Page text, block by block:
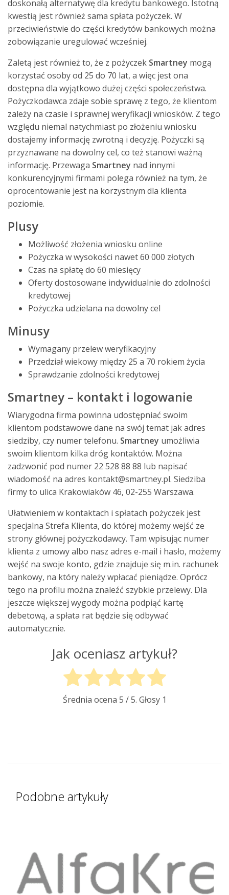
doskonałą alternatywę dla kredytu bankowego. Istotną
kwestią jest również sama spłata pożyczek. W
przeciwieństwie do części kredytów bankowych można
zobowiązanie uregulować wcześniej.
Zaletą jest również to, że z pożyczek Smartney mogą
korzystać osoby od 25 do 70 lat, a więc jest ona
dostępna dla wyjątkowo dużej części społeczeństwa.
Pożyczkodawca zdaje sobie sprawę z tego, że klientom
zależy na czasie i sprawnej weryfikacji wniosków. Z tego
względu niemal natychmiast po złożeniu wniosku
dostajemy informację zwrotną i decyzję. Pożyczki są
przyznawane na dowolny cel, co też stanowi ważną
informację. Przewaga Smartney nad innymi
konkurencyjnymi firmami polega również na tym, że
oprocentowanie jest na korzystnym dla klienta
poziomie.
Plusy
Możliwość złożenia wniosku online
Pożyczka w wysokości nawet 60 000 złotych
Czas na spłatę do 60 miesięcy
Oferty dostosowane indywidualnie do zdolności
kredytowej
Pożyczka udzielana na dowolny cel
Minusy
Wymagany przelew weryfikacyjny
Przedział wiekowy między 25 a 70 rokiem życia
Sprawdzanie zdolności kredytowej
Smartney – kontakt i logowanie
Wiarygodna firma powinna udostępniać swoim
klientom podstawowe dane na swój temat jak adres
siedziby, czy numer telefonu. Smartney umożliwia
swoim klientom kilka dróg kontaktów. Można
zadzwonić pod numer 22 528 88 88 lub napisać
wiadomość na adres kontakt@smartney.pl. Siedziba
firmy to ulica Krakowiaków 46, 02-255 Warszawa.
Ułatwieniem w kontaktach i spłatach pożyczek jest
specjalna Strefa Klienta, do której możemy wejść ze
strony głównej pożyczkodawcy. Tam wpisując numer
klienta z umowy albo nasz adres e-mail i hasło, możemy
wejść na swoje konto, gdzie znajduje się m.in. rachunek
bankowy, na który należy wpłacać pieniądze. Oprócz
tego na profilu można znaleźć szybkie przelewy. Dla
jeszcze większej wygody można podpiąć kartę
debetową, a spłata rat będzie się odbywać
automatycznie.
Jak oceniasz artykuł?
Średnia ocena 5 / 5. Głosy 1
Podobne artykuły